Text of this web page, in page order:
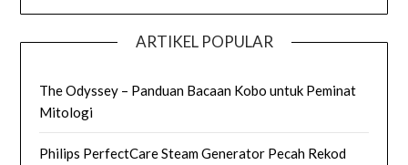
ARTIKEL POPULAR
The Odyssey – Panduan Bacaan Kobo untuk Peminat
Mitologi
Philips PerfectCare Steam Generator Pecah Rekod